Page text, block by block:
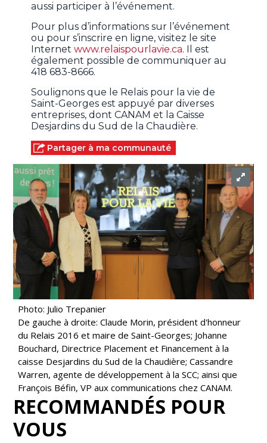
aussi participer à l’événement.
Pour plus d’informations sur l’événement
ou pour s’inscrire en ligne, visitez le site
Internetwww.relaispourlavie.ca. Il est
également possible de communiquer au
418 683-8666.
Soulignons que le Relais pour la vie de
Saint-Georges est appuyé par diverses
entreprises, dont CANAM et la Caisse
Desjardins du Sud de la Chaudière.
Partager à ma communauté
Photo: Julio Trepanier
De gauche à droite: Claude Morin, président d'honneur
du Relais 2016 et maire de Saint-Georges; Johanne
Bouchard, Directrice Placement et Financement à la
caisse Desjardins du Sud de la Chaudière; Cassandre
Warren, agente de développement à la SCC; ainsi que
François Béfin, VP aux communications chez CANAM.
RECOMMANDÉS POUR
VOUS